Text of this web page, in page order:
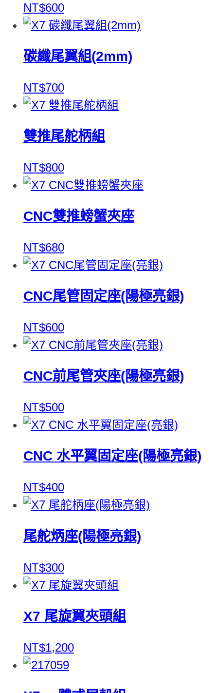
NT$600
碳纖尾翼組(2mm)
NT$700
雙推尾舵柄組
NT$800
CNC雙推螃蟹夾座
NT$680
CNC尾管固定座(陽極亮銀)
NT$600
CNC前尾管夾座(陽極亮銀)
NT$500
CNC 水平翼固定座(陽極亮銀)
NT$400
尾舵炳座(陽極亮銀)
NT$300
X7 尾旋翼夾頭組
NT$1,200